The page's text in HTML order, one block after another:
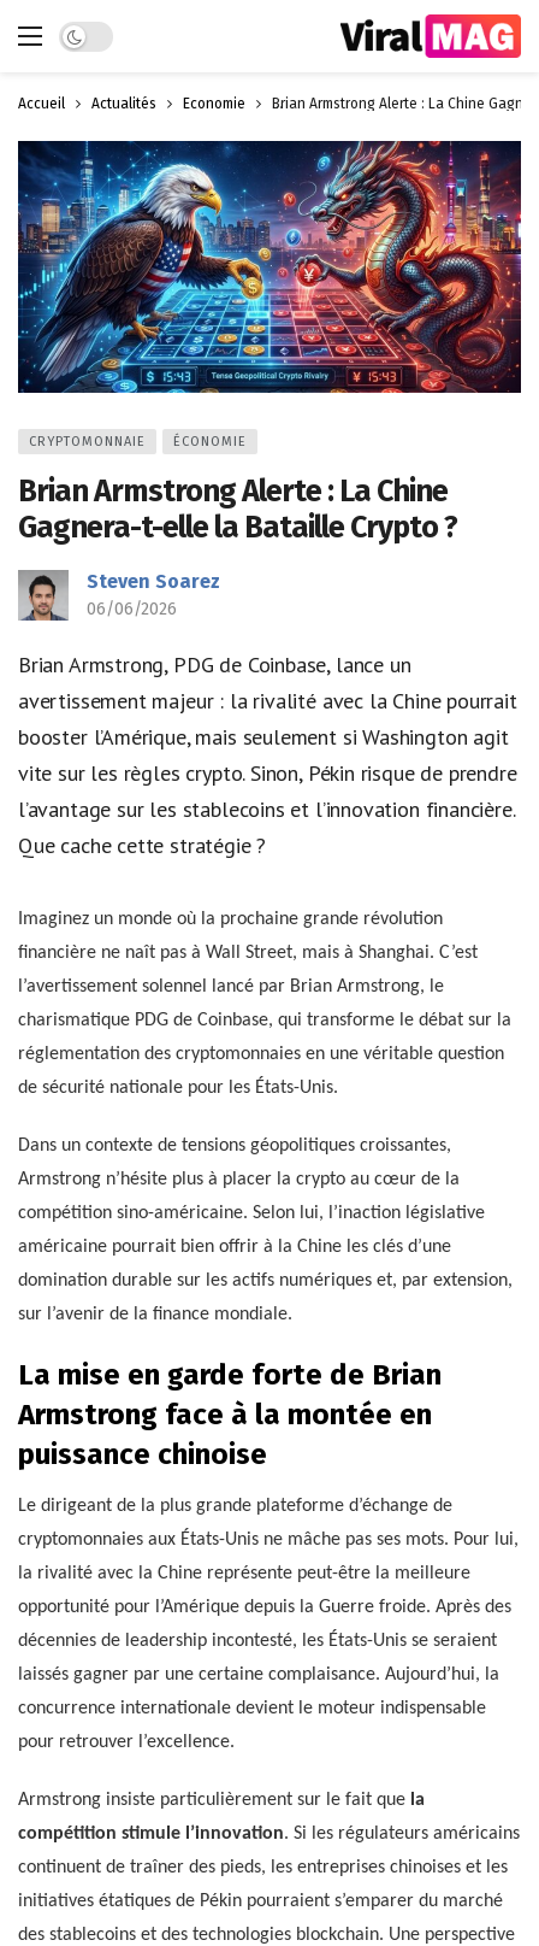
Dark mode
Accueil Actualités Économie Brian Armstrong Alerte : La Chine
CRYPTOMONNAIE ÉCONOMIE
Brian Armstrong Alerte : La Chine
Gagnera-t-elle la Bataille Crypto ?
Steven Soarez
06/06/2026
Brian Armstrong, PDG de Coinbase, lance un
avertissement majeur : la rivalité avec la Chine pourrait
booster l’Amérique, mais seulement si Washington agit
vite sur les règles crypto. Sinon, Pékin risque de prendre
l’avantage sur les stablecoins et l’innovation financière.
Que cache cette stratégie ?
Imaginez un monde où la prochaine grande révolution
financière ne naît pas à Wall Street, mais à Shanghai. C’est
l’avertissement solennel lancé par Brian Armstrong, le
charismatique PDG de Coinbase, qui transforme le débat sur la
réglementation des cryptomonnaies en une véritable question
de sécurité nationale pour les États-Unis.
Dans un contexte de tensions géopolitiques croissantes,
Armstrong n’hésite plus à placer la crypto au cœur de la
compétition sino-américaine. Selon lui, l’inaction législative
américaine pourrait bien offrir à la Chine les clés d’une
domination durable sur les actifs numériques et, par extension,
sur l’avenir de la finance mondiale.
La mise en garde forte de Brian
Armstrong face à la montée en
puissance chinoise
Le dirigeant de la plus grande plateforme d’échange de
cryptomonnaies aux États-Unis ne mâche pas ses mots. Pour lui,
la rivalité avec la Chine représente peut-être la meilleure
opportunité pour l’Amérique depuis la Guerre froide. Après des
décennies de leadership incontesté, les États-Unis se seraient
laissés gagner par une certaine complaisance. Aujourd’hui, la
concurrence internationale devient le moteur indispensable
pour retrouver l’excellence.
Armstrong insiste particulièrement sur le fait que la
compétition stimule l’innovation. Si les régulateurs américains
continuent de traîner des pieds, les entreprises chinoises et les
initiatives étatiques de Pékin pourraient s’emparer du marché
des stablecoins et des technologies blockchain. Une perspective